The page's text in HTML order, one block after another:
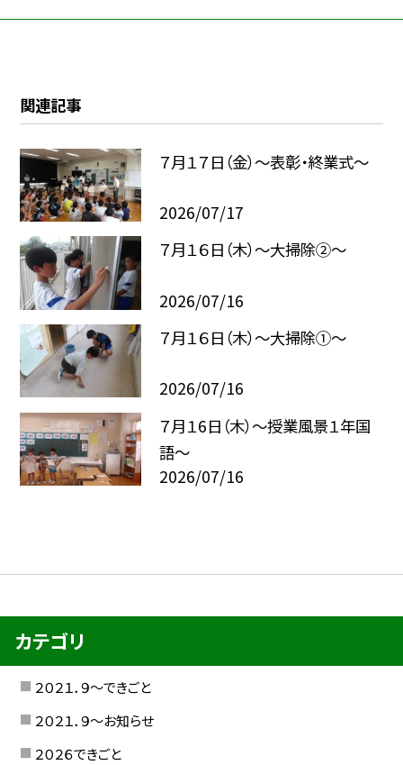
関連記事
７月１７日（金）～表彰・終業式～
2026/07/17
７月１６日（木）～大掃除②～
2026/07/16
７月１６日（木）～大掃除①～
2026/07/16
７月１6日（木）～授業風景１年国
語～
2026/07/16
カテゴリ
２０２１．９〜できごと
２０２１．９〜お知らせ
２０２６できごと